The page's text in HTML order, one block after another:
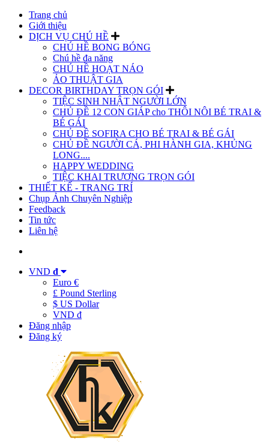
Trang chủ
Giới thiệu
DỊCH VỤ CHÚ HỀ
CHÚ HỀ BONG BÓNG
Chú hề đa năng
CHÚ HỀ HOẠT NÁO
ẢO THUẬT GIA
DECOR BIRTHDAY TRỌN GÓI
TIỆC SINH NHẬT NGƯỜI LỚN
CHỦ ĐỀ 12 CON GIÁP cho THÔI NÔI BÉ TRAI &
BÉ GÁI
CHỦ ĐỀ SOFIRA CHO BÉ TRAI & BÉ GÁI
CHỦ ĐỀ NGƯỜI CÁ, PHI HÀNH GIA, KHỦNG
LONG....
HAPPY WEDDING
TIỆC KHAI TRƯƠNG TRỌN GÓI
THIẾT KẾ - TRANG TRÍ
Chụp Ảnh Chuyên Nghiệp
Feedback
Tin tức
Liên hệ
VND đ
Euro €
£ Pound Sterling
$ US Dollar
VND đ
Đăng nhập
Đăng ký